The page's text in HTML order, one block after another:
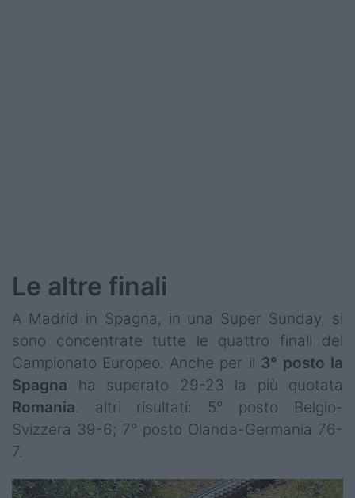
Le altre finali
A Madrid in Spagna, in una Super Sunday, si
sono concentrate tutte le quattro finali del
Campionato Europeo. Anche per il 3° posto la
Spagna ha superato 29-23 la più quotata
Romania. altri risultati: 5° posto Belgio-
Svizzera 39-6; 7° posto Olanda-Germania 76-
7.